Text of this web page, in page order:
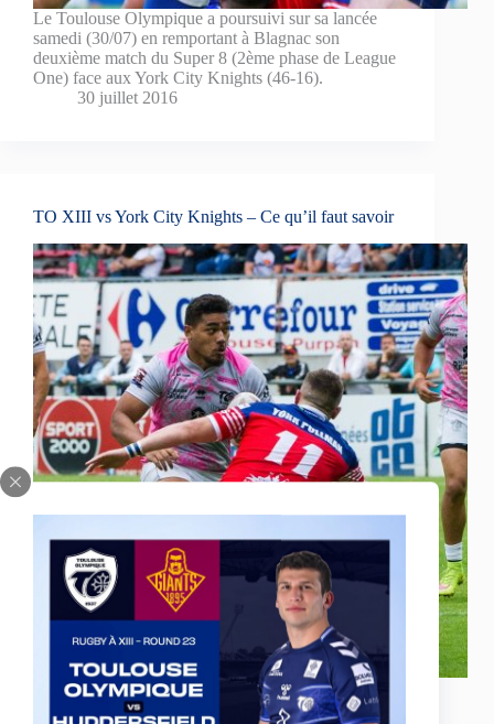
Le Toulouse Olympique a poursuivi sur sa lancée
samedi (30/07) en remportant à Blagnac son
deuxième match du Super 8 (2ème phase de League
One) face aux York City Knights (46-16).
30 juillet 2016
TO XIII vs York City Knights – Ce qu’il faut savoir
Le Toulouse Olympique dispute son deuxième
match consécutif au stade Ernest Argelès de Blagnac